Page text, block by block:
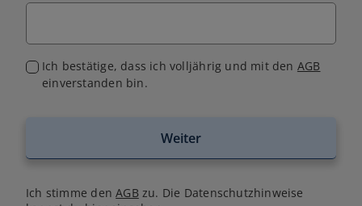
Ich bestätige, dass ich volljährig und mit den AGB
einverstanden bin.
Weiter
Ich stimme denAGB zu. Die Datenschutzhinweise